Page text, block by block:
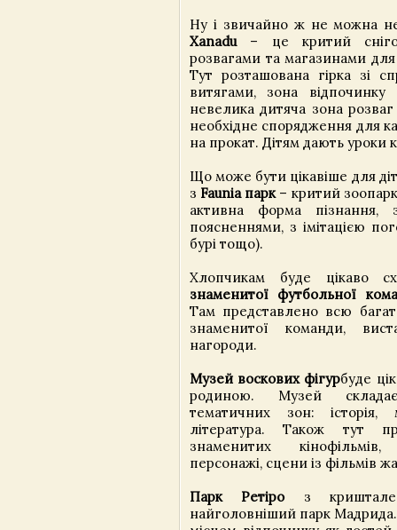
Ну і звичайно ж не можна
Xanadu– це критий
розвагами та магазинами
Тут розташована гірка зі
витягами, зона
невелика дитяча зона розваг
необхідне спорядження для
на прокат. Дітям дають уроки
Що може бути цікавіше для
з Faunia парк– критий
активна форма пізнання,
поясненнями, з імітацією
бурі тощо).
Хлопчикам буде цікаво
знаменитої футбольної
Там представлено всю
знаменитої команди,
нагороди.
Музей воскових фігурбуде
родиною. Музей
тематичних зон: історія,
література. Також тут
знаменитих кінофільмів,
персонажі, сцени із фільмів
Парк Ретіроз
найголовніший парк